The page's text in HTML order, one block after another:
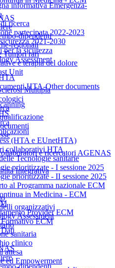
dipendenti
regionali
Tumori rari
e terapia del dolore
Unit
Multipla
e ricercatori AGENAS
Integrativa
organizzativi
Assessment
sanitaria
clinico
attesa
ed Empowerment
informativa Emergenza-
ricerca
partecipata 2022-2023
2021-2030
per la sicurezza
Assessment
HTA-Other documents
(HTA e EUnetHTA)
collaborativi HTA
Tecnologie sanitarie
prioritizzate - I sessione 2025
prioritizzate - II sessione 2025
al Programma nazionale ECM
in Medicina - ECM
Provider ECM
Formativo ECM
dipendenti